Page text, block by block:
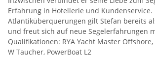
Erfahrung in Hotellerie und Kundenservice.
Atlantiküberquerungen gilt Stefan bereits
und freut sich auf neue Segelerfahrungen
Qualifikationen: RYA Yacht Master Offshore,
W Taucher, PowerBoat L2